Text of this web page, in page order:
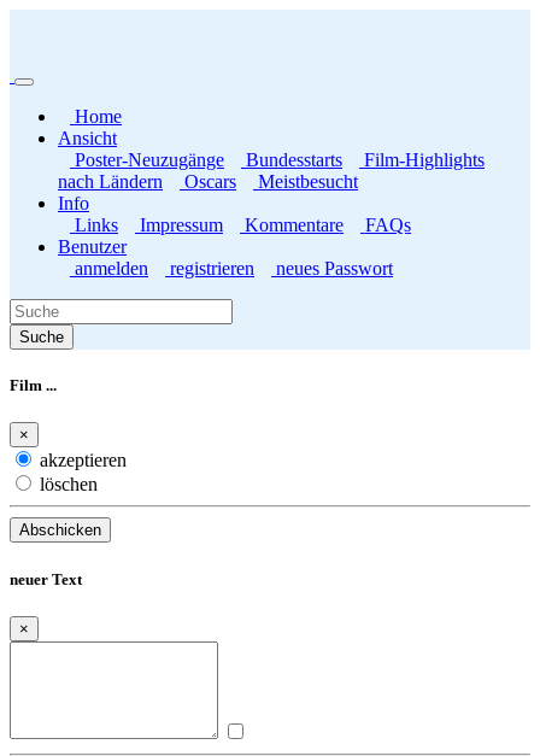
Home
Ansicht
Poster-Neuzugänge
Bundesstarts
Film-Highlights
nach Ländern
Oscars
Meistbesucht
Info
Links
Impressum Kommentare
FAQs
Benutzer
anmelden
registrieren neues Passwort
Suche
Film ...
×
akzeptieren
löschen
neuer Text
×